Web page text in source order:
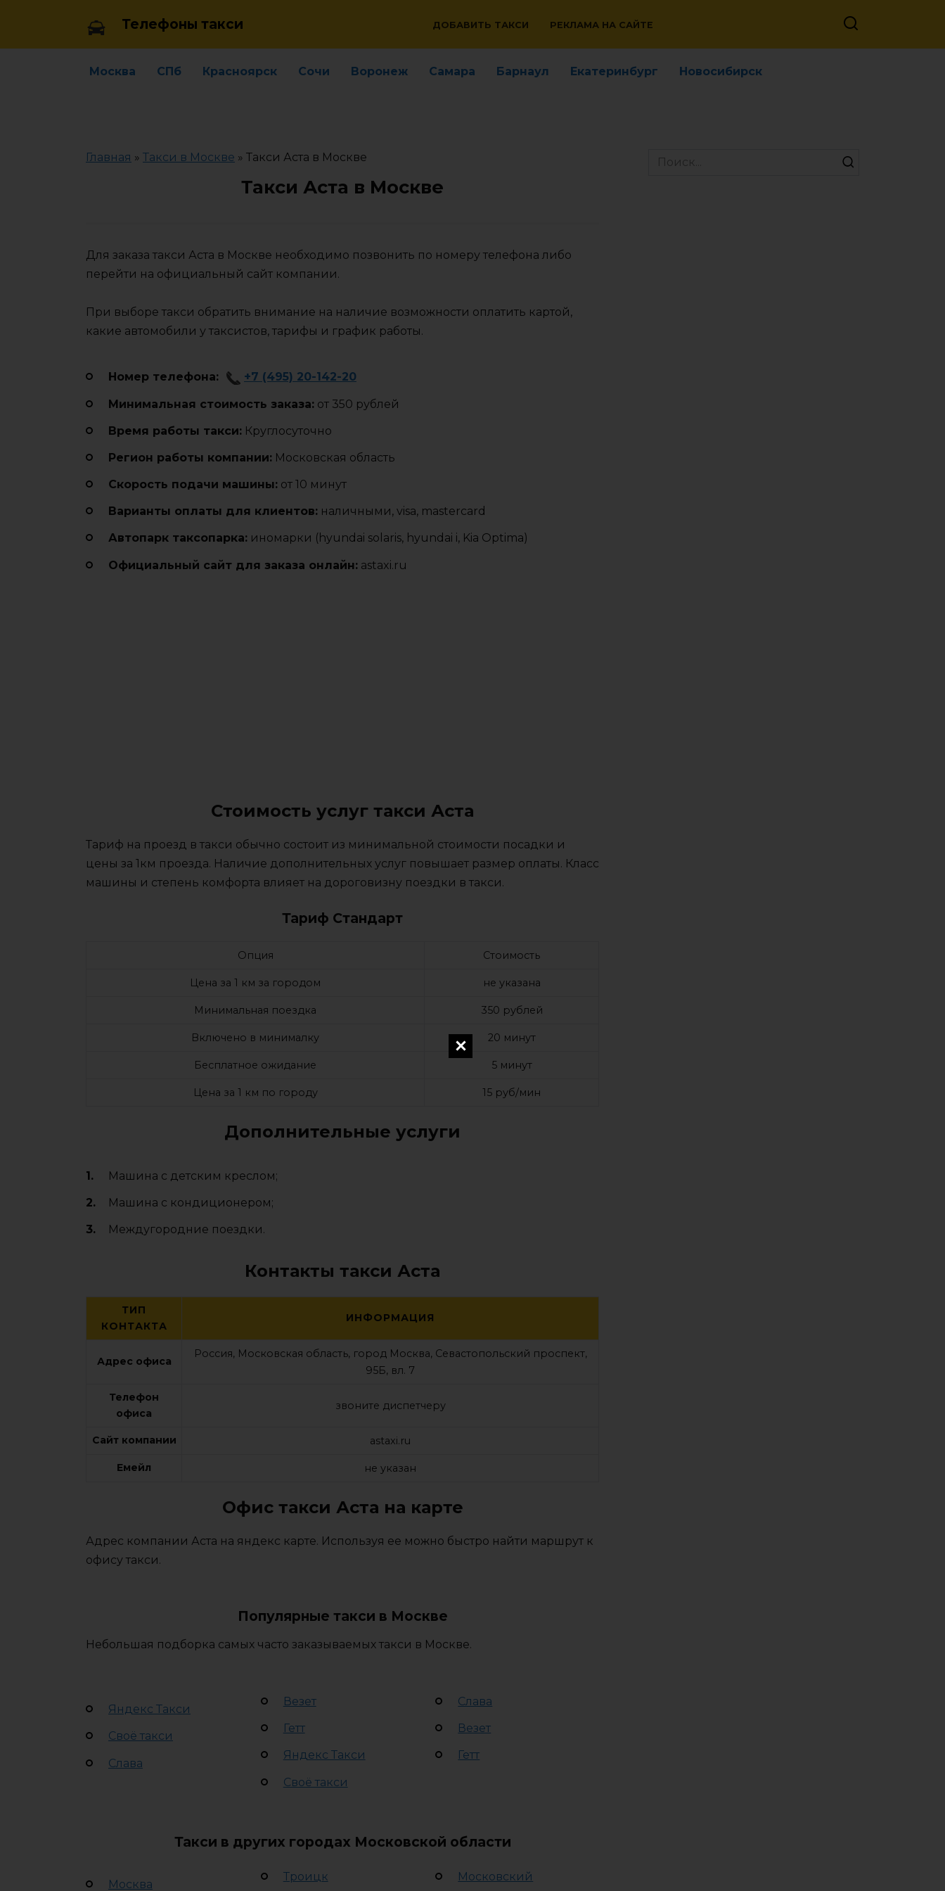
Телефоны такси ДОБАВИТЬ ТАКСИ РЕКЛАМА НА САЙТЕ
Москва СПб Красноярск Сочи Воронеж Самара Барнаул Екатеринбург Новосибирск
Главная » Такси в Москве » Такси Аста в Москве
Такси Аста в Москве
Для заказа такси Аста в Москве необходимо позвонить по номеру телефона либо
перейти на официальный сайт компании.
При выборе такси обратить внимание на наличие возможности оплатить картой,
какие автомобили у таксистов, тарифы и график работы.
Номер телефона: +7 (495) 20-142-20
Минимальная стоимость заказа: от 350 рублей
Время работы такси: Круглосуточно
Регион работы компании: Московская область
Cкорость подачи машины: от 10 минут
Варианты оплаты для клиентов: наличными, visa, mastercard
Автопарк таксопарка: иномарки (hyundai solaris, hyundai i, Kia Optima)
Официальный сайт для заказа онлайн: astaxi.ru
Стоимость услуг такси Аста
Тариф на проезд в такси обычно состоит из минимальной стоимости посадки и
цены за 1км проезда. Наличие дополнительных услуг повышает размер оплаты. Класс
машины и степень комфорта влияет на дороговизну поездки в такси.
Тариф Стандарт
Опция Стоимость
Цена за 1 км за городом не указана
Минимальная поездка 350 рублей
Включено в минималку 20 минут
Бесплатное ожидание 5 минут
Цена за 1 км по городу 15 руб/мин
Дополнительные услуги
Машина с детским креслом;
Машина с кондиционером;
Междугородние поездки.
Контакты такси Аста
ТИП
КОНТАКТА
ИНФОРМАЦИЯ
Адрес офиса
Россия, Московская область, город Москва, Севастопольский проспект,
95Б, вл. 7
Телефон
офиса
звоните диспетчеру
Сайт компании astaxi.ru
Емейл не указан
Офис такси Аста на карте
Адрес компании Аста на яндекс карте. Используя ее можно быстро найти маршрут к
офису такси.
Популярные такси в Москве
Небольшая подборка самых часто заказываемых такси в Москве.
Яндекс Такси
Своё такси
Слава
Везет
Гетт
Яндекс Такси
Своё такси
Слава
Везет
Гетт
Такси в других городах Московской области
Москва
Троицк Московский
Search